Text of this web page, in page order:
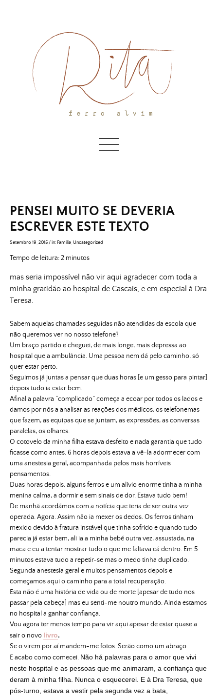
PENSEI MUITO SE DEVERIA
ESCREVER ESTE TEXTO
Setembro 19, 2015/in: Família Uncategorized
Tempo de leitura:2 minutos
mas seria impossível não vir aqui agradecer com toda a
minha gratidão ao hospital de Cascais, e em especial à Dra
Teresa.
Sabem aquelas chamadas seguidas não atendidas da escola que
não queremos ver no nosso telefone?
Um braço partido e cheguei, de mais longe, mais depressa ao
hospital que a ambulância. Uma pessoa nem dá pelo caminho, só
quer estar perto.
Seguimos já juntas a pensar que duas horas [e um gesso para pintar]
depois tudo ia estar bem.
Afinal a palavra “complicado” começa a ecoar por todos os lados e
damos por nós a analisar as reações dos médicos, os telefonemas
que fazem, as equipas que se juntam, as expressões, as conversas
paralelas, os olhares.
O cotovelo da minha filha estava desfeito e nada garantia que tudo
ficasse como antes. 6 horas depois estava a vê-la adormecer com
uma anestesia geral, acompanhada pelos mais horríveis
pensamentos.
Duas horas depois, alguns ferros e um alívio enorme tinha a minha
menina calma, a dormir e sem sinais de dor. Estava tudo bem!
De manhã acordámos com a notícia que teria de ser outra vez
operada. Agora. Assim não ia mexer os dedos. Os ferros tinham
mexido devido à fratura instável que tinha sofrido e quando tudo
parecia já estar bem, ali ia a minha bebé outra vez, assustada, na
maca e eu a tentar mostrar tudo o que me faltava cá dentro. Em 5
minutos estava tudo a repetir-se mas o medo tinha duplicado.
Segunda anestesia geral e muitos pensamentos depois e
começamos aqui o caminho para a total recuperação.
Esta não é uma história de vida ou de morte [apesar de tudo nos
passar pela cabeça] mas eu senti-me noutro mundo. Ainda estamos
no hospital a ganhar confiança.
Vou agora ter menos tempo para vir aqui apesar de estar quase a
sair o novo livro.
Se o virem por aí mandem-me fotos. Serão como um abraço.
E acabo como comecei. Não há palavras para o amor que vivi
neste hospital e as pessoas que me animaram, a confiança que
deram à minha filha. Nunca o esquecerei. E à Dra Teresa, que
pós-turno, estava a vestir pela segunda vez a bata,